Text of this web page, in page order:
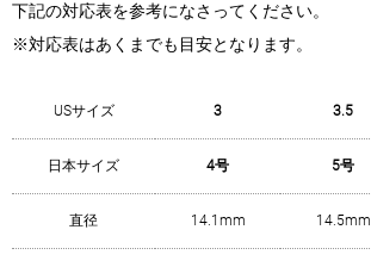
下記の対応表を参考になさってください。
※対応表はあくまでも目安となります。
USサイズ 3 3.5
日本サイズ 4号 5号
直径 14.1mm 14.5mm